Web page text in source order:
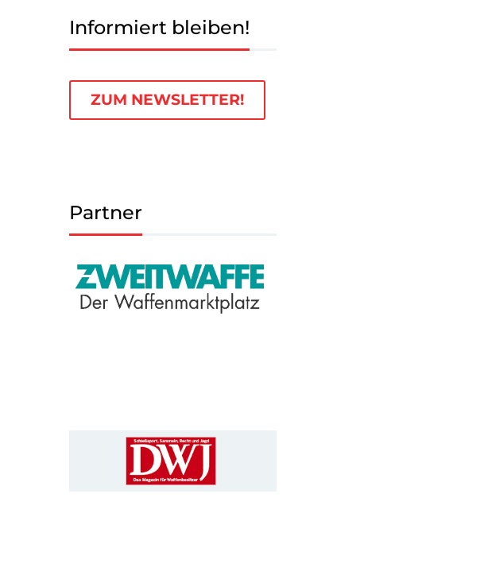
Informiert bleiben!
ZUM NEWSLETTER!
Partner